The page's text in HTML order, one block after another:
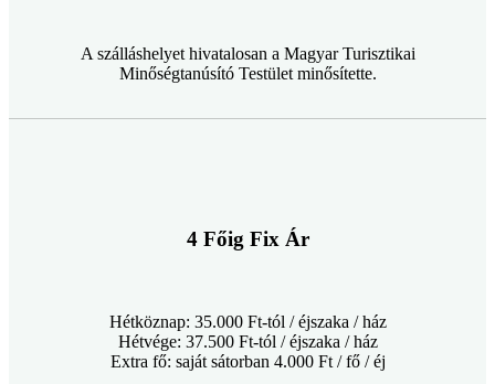
A szálláshelyet hivatalosan a Magyar Turisztikai
Minőségtanúsító Testület minősítette.
4 Főig Fix Ár
Hétköznap: 35.000 Ft-tól / éjszaka / ház
Hétvége: 37.500 Ft-tól / éjszaka / ház
Extra fő: saját sátorban 4.000 Ft / fő / éj